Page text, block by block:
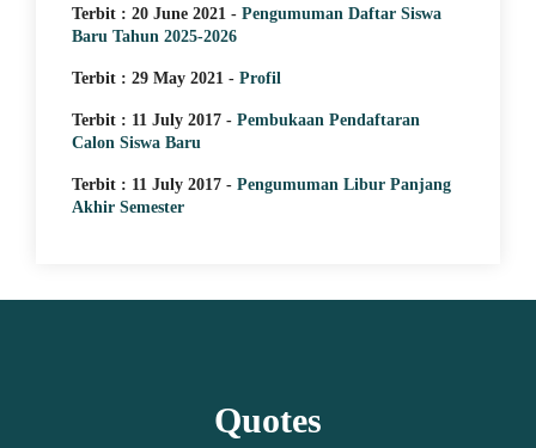
Terbit : 20 June 2021 - Pengumuman Daftar Siswa
Baru Tahun 2025-2026
Terbit : 29 May 2021 - Profil
Terbit : 11 July 2017 - Pembukaan Pendaftaran
Calon Siswa Baru
Terbit : 11 July 2017 - Pengumuman Libur Panjang
Akhir Semester
Quotes